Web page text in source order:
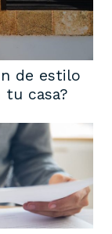
de estilo
casa?